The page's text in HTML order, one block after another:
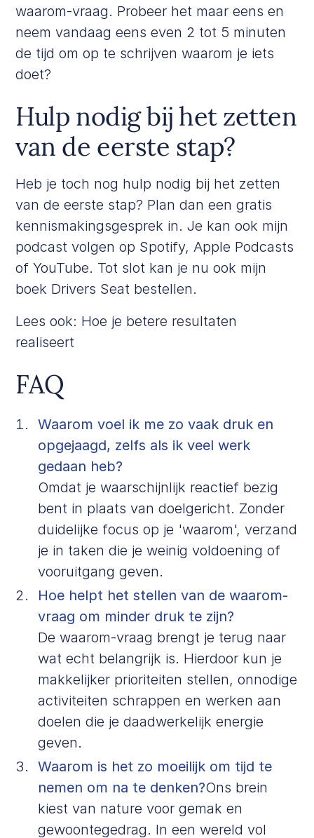
waarom-vraag. Probeer het maar eens en
neem vandaag eens even 2 tot 5 minuten
de tijd om op te schrijven waarom je iets
doet?
Hulp nodig bij het zetten
van de eerste stap?
Heb je toch nog hulp nodig bij het zetten
van de eerste stap? Plan dan eengratis
kennismakingsgesprek in. Je kan ook mijn
podcast volgen op Spotify, Apple Podcasts
ofYouTube. Tot slot kan je nu ook mijn
boek Drivers Seat bestellen.
Lees ook: Hoe je betere resultaten
realiseert
FAQ
Waarom voel ik me zo vaak druk en
opgejaagd, zelfs als ik veel werk
gedaan heb?
Omdat je waarschijnlijk reactief bezig
bent in plaats van doelgericht. Zonder
duidelijke focus op je 'waarom', verzand
je in taken die je weinig voldoening of
vooruitgang geven.
Hoe helpt het stellen van de waarom-
vraag om minder druk te zijn?
De waarom-vraag brengt je terug naar
wat echt belangrijk is. Hierdoor kun je
makkelijker prioriteiten stellen, onnodige
activiteiten schrappen en werken aan
doelen die je daadwerkelijk energie
geven.
Waarom is het zo moeilijk om tijd te
nemen om na te denken?Ons brein
kiest van nature voor gemak en
gewoontegedrag. In een wereld vol